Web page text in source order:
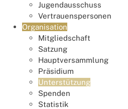
Jugendausschuss
Vertrauenspersonen
Organisation
Mitgliedschaft
Satzung
Hauptversammlung
Präsidium
Unterstützung
Spenden
Statistik
Die Verbandsarbeit im
kompakten Überblick